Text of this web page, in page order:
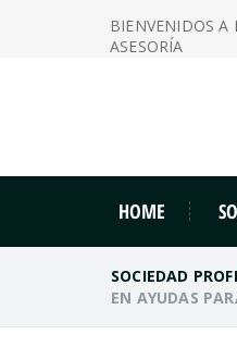
BIENVENIDOS A
ASESORÍA
HOME
SOCIEDAD
EN AYUDAS